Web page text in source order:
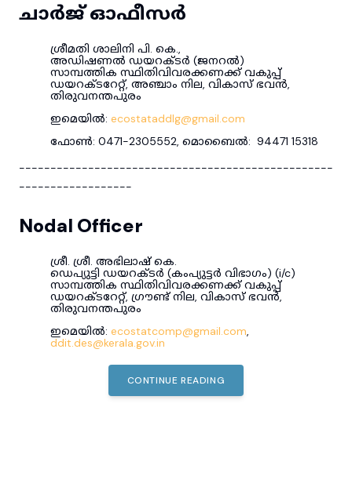
ചാർജ് ഓഫീസർ
ശ്രീമതി ശാലിനി പി. കെ.,
അഡിഷണൽ ഡയറക്ടർ (ജനറൽ)
സാമ്പത്തിക സ്ഥിതിവിവരക്കണക്ക് വകുപ്പ്
ഡയറക്ടറേറ്റ്, അഞ്ചാം നില, വികാസ് ഭവൻ,
തിരുവനന്തപുരം
ഇമെയിൽ: ecostataddlg@gmail.com
ഫോൺ: 0471-2305552, മൊബൈൽ: 94471 15318
--------------------------------------------------
------------------
Nodal Officer
ശ്രീ. ശ്രീ. അഭിലാഷ് കെ.
ഡെപ്യുട്ടി ഡയറക്ടർ (കംപ്യുട്ടർ വിഭാഗം) (i/c)
സാമ്പത്തിക സ്ഥിതിവിവരക്കണക്ക് വകുപ്പ്
ഡയറക്ടറേറ്റ്, ഗ്രൗണ്ട് നില, വികാസ് ഭവൻ,
തിരുവനന്തപുരം
ഇമെയിൽ: ecostatcomp@gmail.com,
ddit.des@kerala.gov.in
CONTINUE READING